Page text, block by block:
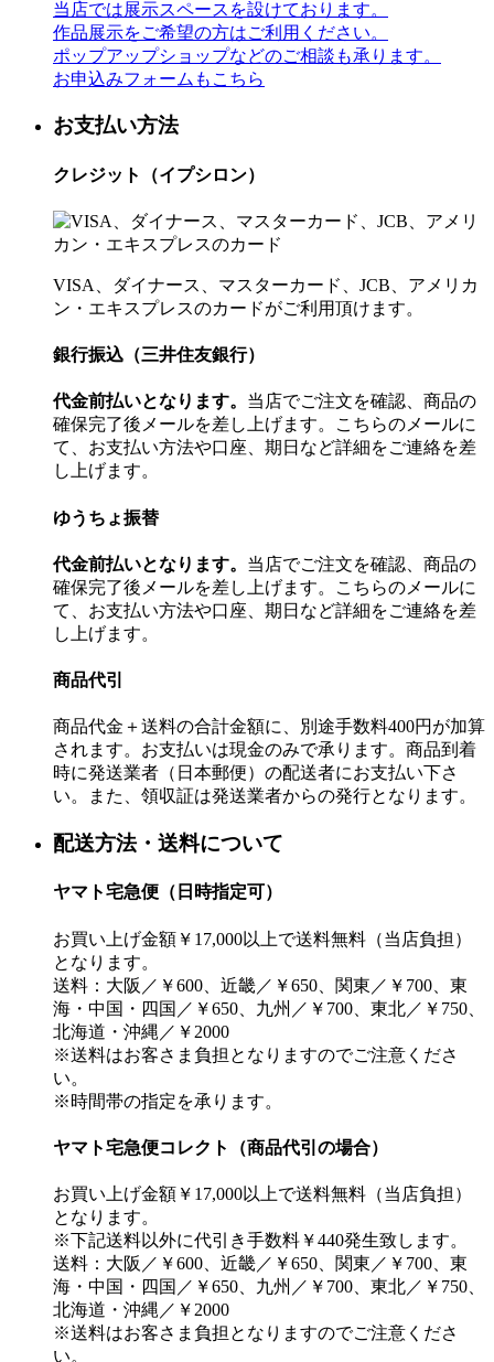
当店では展示スペースを設けております。
作品展示をご希望の方はご利用ください。
ポップアップショップなどのご相談も承ります。
お申込みフォームもこちら
お支払い方法
クレジット（イプシロン）
VISA、ダイナース、マスターカード、JCB、アメリカ
ン・エキスプレスのカードがご利用頂けます。
銀行振込（三井住友銀行）
代金前払いとなります。 当店でご注文を確認、商品の
確保完了後メールを差し上げます。こちらのメールに
て、お支払い方法や口座、期日など詳細をご連絡を差
し上げます。
ゆうちょ振替
代金前払いとなります。 当店でご注文を確認、商品の
確保完了後メールを差し上げます。こちらのメールに
て、お支払い方法や口座、期日など詳細をご連絡を差
し上げます。
商品代引
商品代金＋送料の合計金額に、別途手数料400円が加算
されます。お支払いは現金のみで承ります。商品到着
時に発送業者（日本郵便）の配送者にお支払い下さ
い。また、領収証は発送業者からの発行となります。
配送方法・送料について
ヤマト宅急便（日時指定可）
お買い上げ金額￥17,000以上で送料無料（当店負担）
となります。
送料：大阪／￥600、近畿／￥650、関東／￥700、東
海・中国・四国／￥650、九州／￥700、東北／￥750、
北海道・沖縄／￥2000
※送料はお客さま負担となりますのでご注意くださ
い。
※時間帯の指定を承ります。
ヤマト宅急便コレクト（商品代引の場合）
お買い上げ金額￥17,000以上で送料無料（当店負担）
となります。
※下記送料以外に代引き手数料￥440発生致します。
送料：大阪／￥600、近畿／￥650、関東／￥700、東
海・中国・四国／￥650、九州／￥700、東北／￥750、
北海道・沖縄／￥2000
※送料はお客さま負担となりますのでご注意くださ
い。